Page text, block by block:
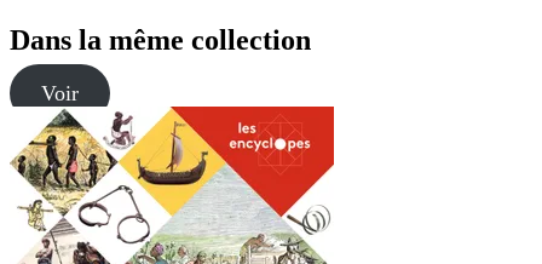
Dans la même collection
Voir